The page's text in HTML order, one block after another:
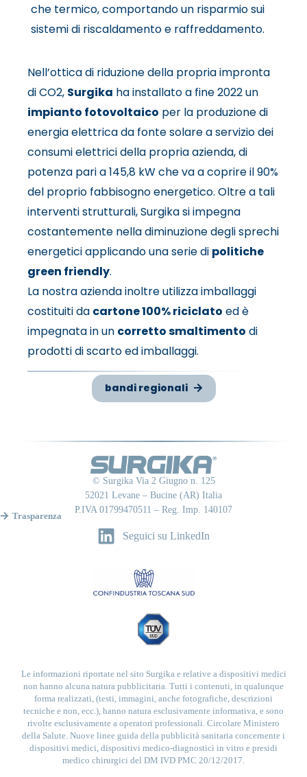
che termico, comportando un risparmio sui
sistemi di riscaldamento e raffreddamento.
Nell’ottica di riduzione della propria impronta
di CO2, Surgika ha installato a fine 2022 un
impianto fotovoltaico per la produzione di
energia elettrica da fonte solare a servizio dei
consumi elettrici della propria azienda, di
potenza pari a 145,8 kW che va a coprire il 90%
del proprio fabbisogno energetico. Oltre a tali
interventi strutturali, Surgika si impegna
costantemente nella diminuzione degli sprechi
energetici applicando una serie di politiche
green friendly.
La nostra azienda inoltre utilizza imballaggi
costituiti da cartone 100% riciclato ed è
impegnata in un corretto smaltimento di
prodotti di scarto ed imballaggi.
bandi regionali
© Surgika Via 2 Giugno n. 125
52021 Levane – Bucine (AR) Italia
P.IVA 01799470511 – Reg. Imp. 140107
Trasparenza
Seguici su LinkedIn
Le informazioni riportate nel sito Surgika e relative a dispositivi medici
non hanno alcuna natura pubblicitaria. Tutti i contenuti, in qualunque
forma realizzati, (testi, immagini, anche fotografiche, descrizioni
tecniche e non, ecc.), hanno natura esclusivamente informativa, e sono
rivolte esclusivamente a operatori professionali. Circolare Ministero
della Salute. Nuove linee guida della pubblicità sanitaria concernente i
dispositivi medici, dispositivi medico-diagnostici in vitro e presidi
medico chirurgici del DM IVD PMC 20/12/2017.